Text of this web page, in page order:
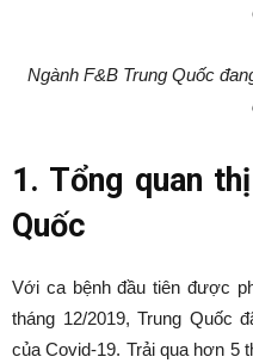
Ngành F&B Trung Quốc
1. Tổng quan
Quốc
Với ca bệnh đầu tiên được
tháng 12/2019, Trung Quốc
của Covid-19. Trải qua hơn 5